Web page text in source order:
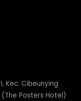
Kec. Cibeunying
Posters Hotel)